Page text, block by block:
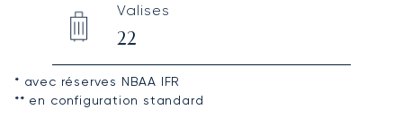
Valises
22
* avec réserves NBAA IFR
** en configuration standard